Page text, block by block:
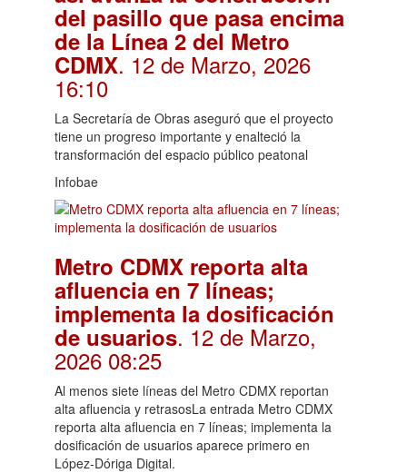
del pasillo que pasa encima
de la Línea 2 del Metro
CDMX. 12 de Marzo, 2026
16:10
La Secretaría de Obras aseguró que el proyecto
tiene un progreso importante y enalteció la
transformación del espacio público peatonal
Infobae
Metro CDMX reporta alta
afluencia en 7 líneas;
implementa la dosificación
de usuarios. 12 de Marzo,
2026 08:25
Al menos siete líneas del Metro CDMX reportan
alta afluencia y retrasosLa entrada Metro CDMX
reporta alta afluencia en 7 líneas; implementa la
dosificación de usuarios aparece primero en
López-Dóriga Digital.